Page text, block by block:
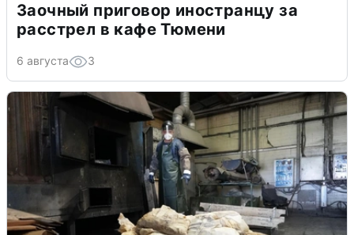
Заочный приговор иностранцу за
расстрел в кафе Тюмени
6 августа 3